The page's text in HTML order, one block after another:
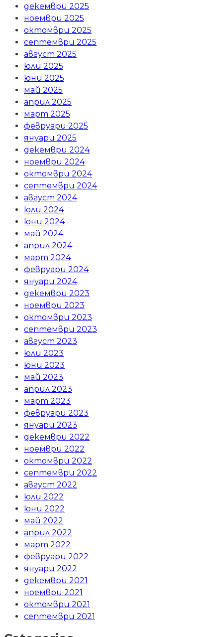
декември 2025
ноември 2025
октомври 2025
септември 2025
август 2025
юли 2025
юни 2025
май 2025
април 2025
март 2025
февруари 2025
януари 2025
декември 2024
ноември 2024
октомври 2024
септември 2024
август 2024
юли 2024
юни 2024
май 2024
април 2024
март 2024
февруари 2024
януари 2024
декември 2023
ноември 2023
октомври 2023
септември 2023
август 2023
юли 2023
юни 2023
май 2023
април 2023
март 2023
февруари 2023
януари 2023
декември 2022
ноември 2022
октомври 2022
септември 2022
август 2022
юли 2022
юни 2022
май 2022
април 2022
март 2022
февруари 2022
януари 2022
декември 2021
ноември 2021
октомври 2021
септември 2021